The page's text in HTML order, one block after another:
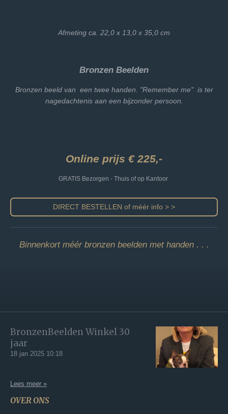
Afmeting ca. 22,0 x 13,0 x 35,0 cm
Bronzen Beelden
Bronzen beeld van een twee handen. "Remember me" is ter
nagedachtenis aan een bijzonder persoon.
Online prijs € 225,-
GRATIS Bezorgen - Thuis of op Kantoor
DIRECT BESTELLEN of méér info > >
Binnenkort méér bronzen beelden met handen . . .
BronzenBeelden Winkel 30
jaar
18 jan 2025 10:18
Lees meer »
OVER ONS